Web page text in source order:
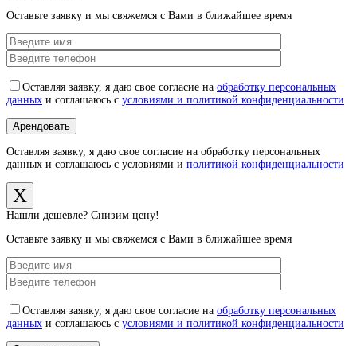
Оставьте заявку и мы свяжемся с Вами в ближайшее время
Оставляя заявку, я даю свое согласие на обработку персональных
данных и соглашаюсь с условиями и политикой конфиденциальности
Оставляя заявку, я даю свое согласие на обработку персональных
данных и соглашаюсь с условиями и политикой конфиденциальности
X
Нашли дешевле? Снизим цену!
Оставьте заявку и мы свяжемся с Вами в ближайшее время
Оставляя заявку, я даю свое согласие на обработку персональных
данных и соглашаюсь с условиями и политикой конфиденциальности